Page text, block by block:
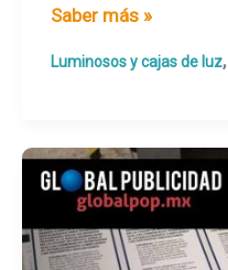
Letrero
espectacular
Saber más »
Luminosos y cajas de luz,